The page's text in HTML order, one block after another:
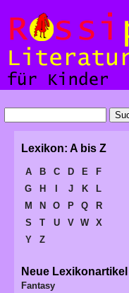
Lexikon: A bis Z
A B C D E
F
G
H J K
L
M
N O P Q
R
S
T U V W
X
Y
Z
Neue Lexikonartikel
Fantasy